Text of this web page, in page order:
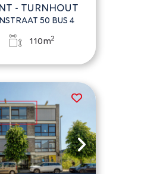
- TURNHOUT
50 BUS 4
110m2